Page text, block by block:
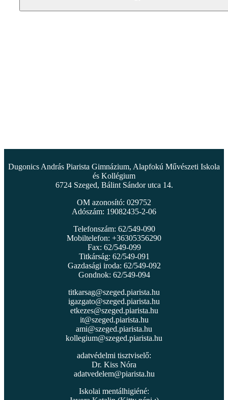
Dugonics András Piarista Gimnázium, Alapfokú Művészeti Iskola
és Kollégium
6724 Szeged, Bálint Sándor utca 14.
OM azonosító: 029752
Adószám: 19082435-2-06
Telefonszám: 62/549-090
Mobiltelefon: +36305356290
Fax: 62/549-099
Titkárság: 62/549-091
Gazdasági iroda: 62/549-092
Gondnok: 62/549-094
titkarsag@szeged.piarista.hu
igazgato@szeged.piarista.hu
etkezes@szeged.piarista.hu
it@szeged.piarista.hu
ami@szeged.piarista.hu
kollegium@szeged.piarista.hu
adatvédelmi tisztviselő:
Dr. Kiss Nóra
adatvedelem@piarista.hu
Iskolai mentálhigiéné: